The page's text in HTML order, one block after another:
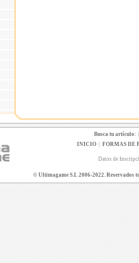
Busca tu artículo:
INICIO| FORMAS DE
Datos de
© Ultimagame S.L 2006-2022. Reservados